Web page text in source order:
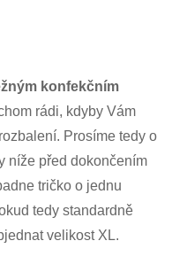
konfekčním
rádi, kdyby Vám
Prosíme tedy o
níže před dokončením
tričko o jednu
tedy standardně
velikost XL.